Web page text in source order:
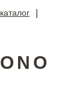
каталог